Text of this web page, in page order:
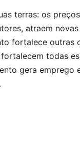
terras: os
atraem novas
fortalece outras
todas
gera emprego